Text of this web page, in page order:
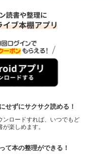
せずにサクサク読める！
ンロードすれば、いつでもど
が楽しめます。
て本の整理ができる！